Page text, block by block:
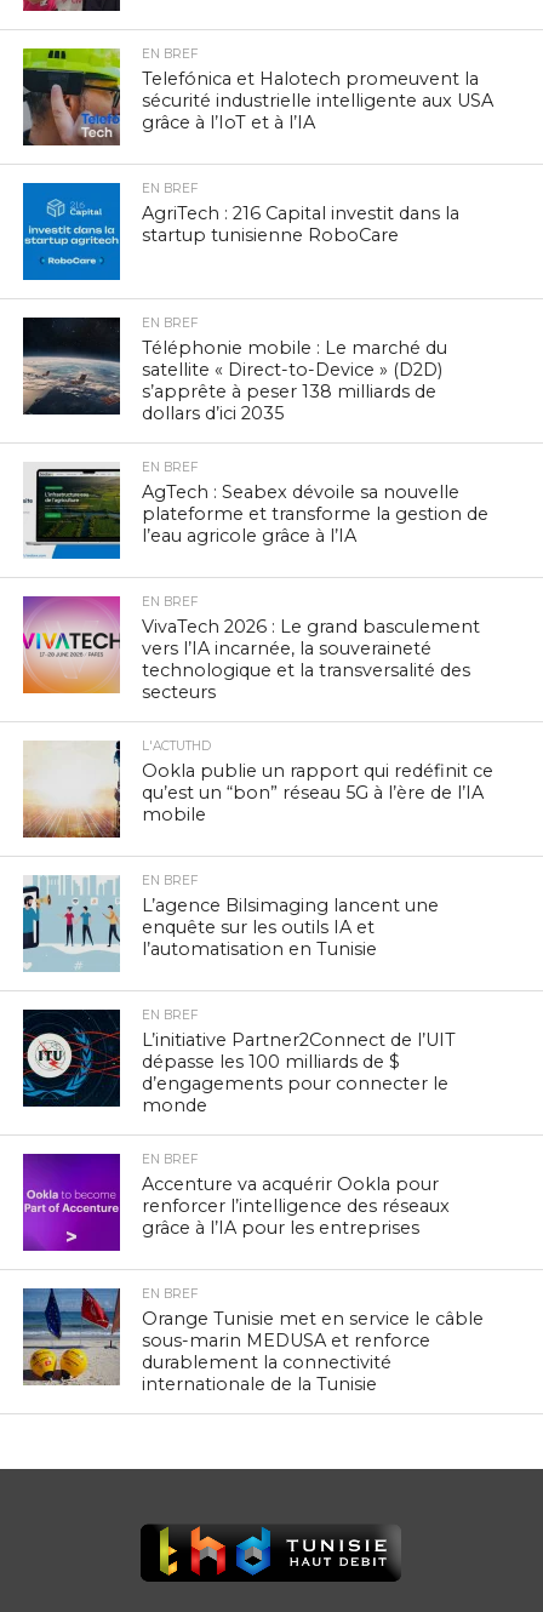
EN BREF
Telefónica et Halotech promeuvent la
sécurité industrielle intelligente aux USA
grâce à l’IoT et à l’IA
EN BREF
AgriTech : 216 Capital investit dans la
startup tunisienne RoboCare
EN BREF
Téléphonie mobile : Le marché du
satellite « Direct-to-Device » (D2D)
s’apprête à peser 138 milliards de
dollars d’ici 2035
EN BREF
AgTech : Seabex dévoile sa nouvelle
plateforme et transforme la gestion de
l’eau agricole grâce à l’IA
EN BREF
VivaTech 2026 : Le grand basculement
vers l’IA incarnée, la souveraineté
technologique et la transversalité des
secteurs
L'ACTUTHD
Ookla publie un rapport qui redéfinit ce
qu’est un “bon” réseau 5G à l’ère de l’IA
mobile
EN BREF
L’agence Bilsimaging lancent une
enquête sur les outils IA et
l’automatisation en Tunisie
EN BREF
L’initiative Partner2Connect de l’UIT
dépasse les 100 milliards de $
d’engagements pour connecter le
monde
EN BREF
Accenture va acquérir Ookla pour
renforcer l’intelligence des réseaux
grâce à l’IA pour les entreprises
EN BREF
Orange Tunisie met en service le câble
sous-marin MEDUSA et renforce
durablement la connectivité
internationale de la Tunisie